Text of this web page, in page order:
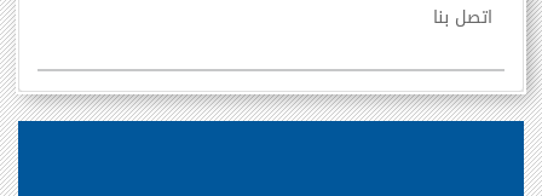
اتصل بنا